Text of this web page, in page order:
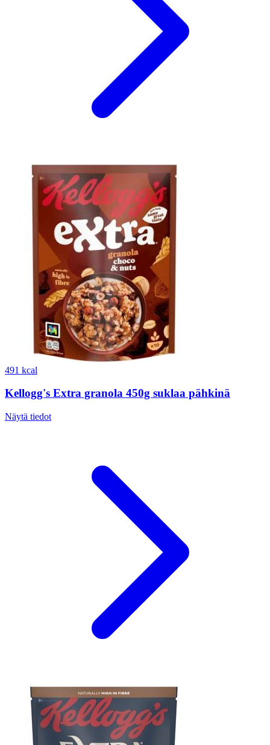
491 kcal
Kellogg's Extra granola 450g suklaa pähkinä
Näytä tiedot